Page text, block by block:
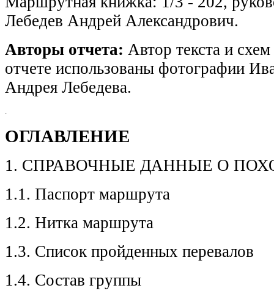
Лебедев Андрей Александрович.
Авторы отчета: Автор текста и
отчете использованы фотографии
Андрея Лебедева.
.
ОГЛАВЛЕНИЕ
1. СПРАВОЧНЫЕ ДАННЫЕ О
1.1. Паспорт маршрута
1.2. Нитка маршрута
1.3. Список пройденных перевалов
1.4. Состав группы